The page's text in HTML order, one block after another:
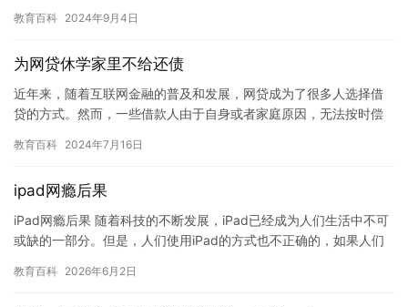
搬砖…
教育百科 2024年9月4日
为网贷休学家里不给还债
近年来，随着互联网金融的普及和发展，网贷成为了很多人选择借
贷的方式。然而，一些借款人由于自身或者家庭原因，无法按时偿
样的背…
教育百科 2024年7月16日
ipad网瘾后果
iPad网瘾后果 随着科技的不断发展，iPad已经成为人们生活中不可
或缺的一部分。但是，人们使用iPad的方式也不正确的，如果人们
教育百科 2026年6月2日